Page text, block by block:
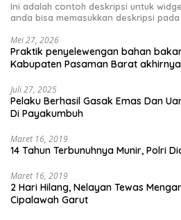
Ini adalah contoh deskripsi untuk
anda bisa memasukkan deskripsi pada
Mei 27, 2026
Praktik penyelewengan bahan
Kabupaten Pasaman Barat
Juli 27, 2025
Pelaku Berhasil Gasak Emas Dan
Di Payakumbuh
Maret 16, 2019
14 Tahun Terbunuhnya Munir, Polri
Maret 16, 2019
2 Hari Hilang, Nelayan Tewas
Cipalawah Garut